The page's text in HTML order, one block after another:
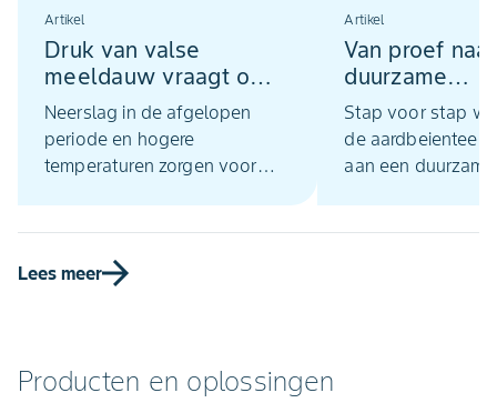
Artikel
Druk van valse
meeldauw vraagt om
een strakke strategie
in uien
Neerslag in de afgelopen
periode en hogere
temperaturen zorgen voor
Artikel
Van proef
duurzame
aardbeien
Stap voor stap
de aardbeienteelt
aan een
Lees meer
Producten en oplossingen